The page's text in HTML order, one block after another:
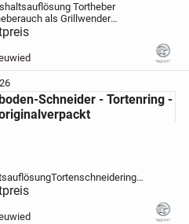
Tortheber
auch als Grillwender
Edelstahl / Kunststoff
Versand auch als Shop-2-
möglich
Schneider - Tortenring -
Tortenschneidering
Edelstahl
24 - 30 cm